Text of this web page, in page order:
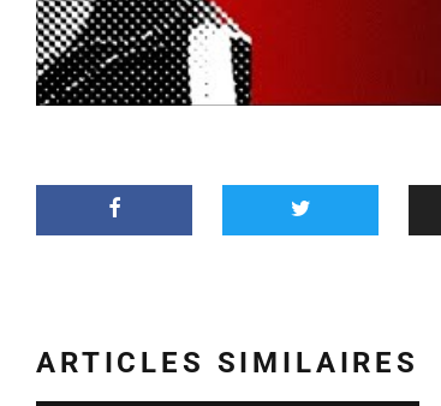
ARTICLES SIMILAIRES